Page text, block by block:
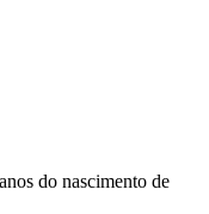
do nascimento de